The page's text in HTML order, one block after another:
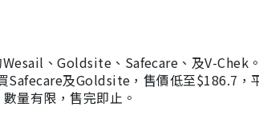
、Goldsite、Safecare、及V-Chek
Safecare及Goldsite，售價低至$186.7，
量有限，售完即止。